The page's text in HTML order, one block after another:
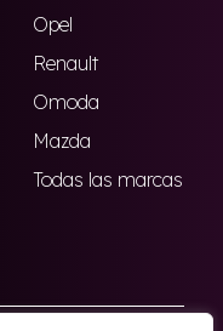
Opel
Renault
Omoda
Mazda
Todas las marcas